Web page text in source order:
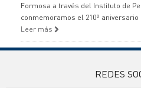
Formosa a través del Instituto de
conmemoramos el 210º
Leer más
REDES